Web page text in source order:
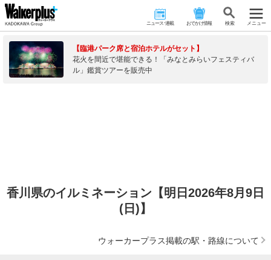
ニュース･連載 おでかけ情報 検 索 メニュー
【臨港パーク席と宿泊ホテルがセット】
花火を間近で堪能できる！「みなとみらいフェスティバ
ル」鑑賞ツアーを販売中
香川県のイルミネーション【明日2026年8月9日
(日)】
ウォーカープラス掲載の駅・路線について